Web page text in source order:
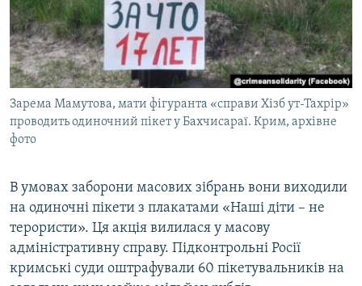
Зарема Мамутова, мати фігуранта «справи Хізб ут-Тахрір»
проводить одиночний пікет у Бахчисараї. Крим, архівне
фото
В умовах заборони масових зібрань вони виходили
на одиночні пікети з плакатами «Наші діти – не
терористи». Ця акція вилилася у масову
адміністративну справу. Підконтрольні Росії
кримські суди оштрафували 60 пікетувальників на